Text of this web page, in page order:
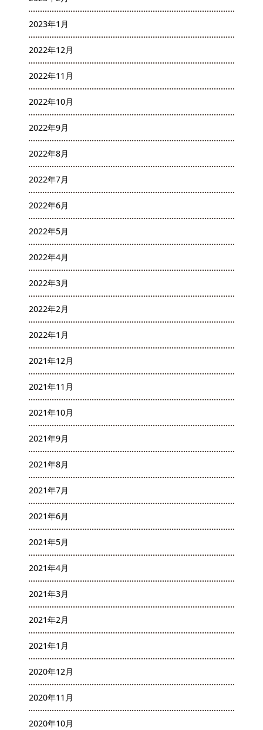
2023年1月
2022年12月
2022年11月
2022年10月
2022年9月
2022年8月
2022年7月
2022年6月
2022年5月
2022年4月
2022年3月
2022年2月
2022年1月
2021年12月
2021年11月
2021年10月
2021年9月
2021年8月
2021年7月
2021年6月
2021年5月
2021年4月
2021年3月
2021年2月
2021年1月
2020年12月
2020年11月
2020年10月